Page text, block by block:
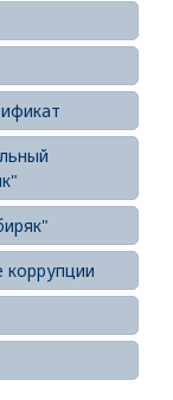
коррупции